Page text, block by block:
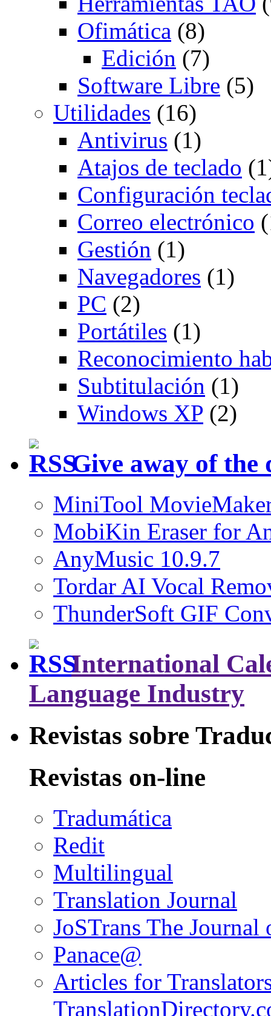
Ofimática (8)
Edición (7)
Software Libre (5)
Utilidades (16)
Antivirus (1)
Atajos de teclado
Configuración
Correo electrónico
Gestión (1)
Navegadores (1)
PC (2)
Portátiles (1)
Reconocimiento
Subtitulación (1)
Windows XP (2)
Give away of the
MiniTool
MobiKin Eraser for
AnyMusic 10.9.7
Tordar AI Vocal
ThunderSoft GIF
International
Language Industry
Revistas sobre
Revistas on-line
Tradumática
Redit
Multilingual
Translation Journal
JoSTrans The
Panace@
Articles for